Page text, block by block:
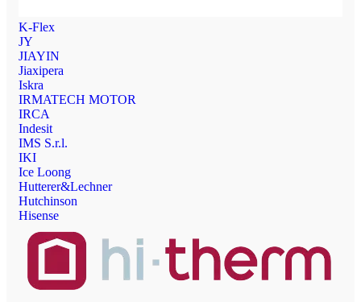
K-Flex
JY
JIAYIN
Jiaxipera
Iskra
IRMATECH MOTOR
IRCA
Indesit
IMS S.r.l.
IKI
Ice Loong
Hutterer&Lechner
Hutchinson
Hisense